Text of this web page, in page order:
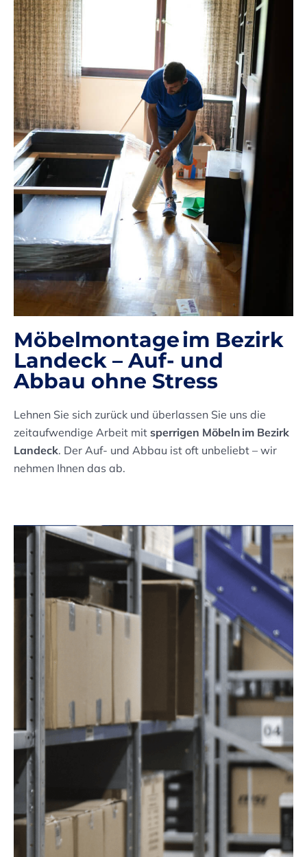
Möbelmontage im Bezirk
Landeck – Auf- und
Abbau ohne Stress
Lehnen Sie sich zurück und überlassen Sie uns die
zeitaufwendige Arbeit mit sperrigen Möbeln im Bezirk
Landeck. Der Auf- und Abbau ist oft unbeliebt – wir
nehmen Ihnen das ab.